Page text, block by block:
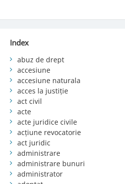
Index
abuz de drept
accesiune
accesiune naturala
acces la justiție
act civil
acte
acte juridice civile
acțiune revocatorie
act juridic
administrare
administrare bunuri
administrator